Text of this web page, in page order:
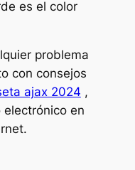
es el color
problema
con consejos
ajax 2024 ,
electrónico en